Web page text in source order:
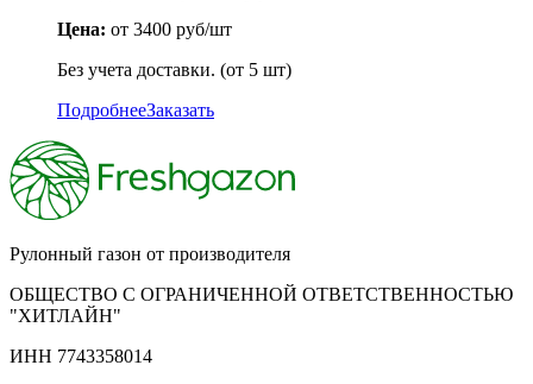
Цена: от 3400 руб/шт
Без учета доставки. (от 5 шт)
ПодробнееЗаказать
Рулонный газон от производителя
ОБЩЕСТВО С ОГРАНИЧЕННОЙ ОТВЕТСТВЕННОСТЬЮ
"ХИТЛАЙН"
ИНН 7743358014